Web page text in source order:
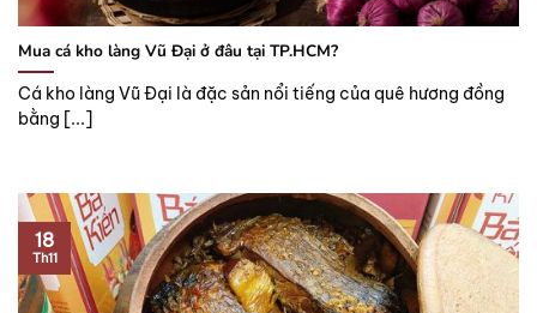
Mua cá kho làng Vũ Đại ở đâu tại TP.HCM?
Cá kho làng Vũ Đại là đặc sản nổi tiếng của quê hương đồng
bằng [...]
18
Th11